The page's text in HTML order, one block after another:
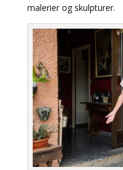
malerier og skulpturer.